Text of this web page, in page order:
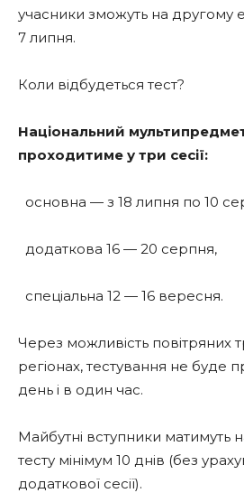
учасники зможуть на другому
7 липня.
Коли відбудеться тест?
Національний
проходитиме у три сесії:
основна — з 18 липня по 10
додаткова 16 — 20 серпня,
спеціальна 12 — 16 вересня.
Через можливість повітряних
регіонах, тестування не буде
день і в один час.
Майбутні вступники матимуть
тесту мінімум 10 днів (без
додаткової сесії).